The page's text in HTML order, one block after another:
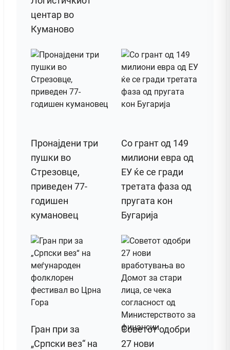
центар во
Куманово
Пронајдени три
пушки во
Стрезовце,
приведен 77-
годишен
кумановец
Со грант од 149
милиони евра од
ЕУ ќе се гради
третата фаза од
пругата кон
Бугарија
Гран при за
„Српски вез“ на
Советот одобри
27 нови